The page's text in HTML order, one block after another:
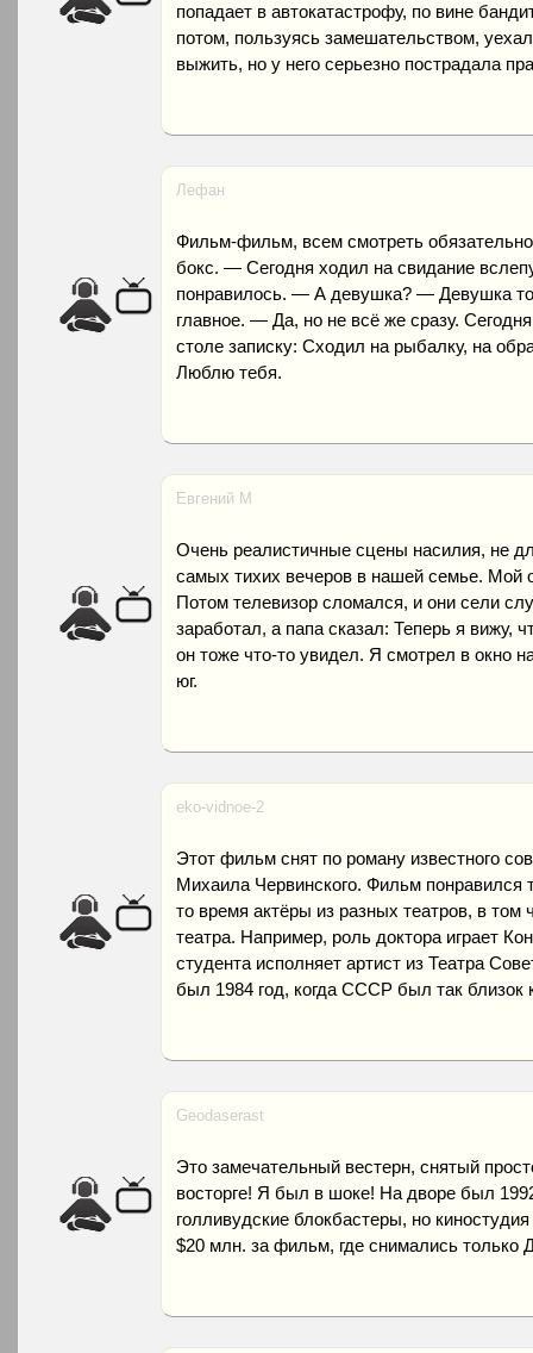
попадает в автокатастрофу, по вине
потом, пользуясь замешательством,
выжить, но у него серьезно пострадала
Лефан
Фильм-фильм, всем смотреть
бокс. — Сегодня ходил на свидание
понравилось. — А девушка? — Девушка
главное. — Да, но не всё же сразу.
столе записку: Сходил на рыбалку, на
Люблю тебя.
Евгений М
Очень реалистичные сцены насилия, не
самых тихих вечеров в нашей семье. Мой
Потом телевизор сломался, и они сели
заработал, а папа сказал: Теперь я вижу,
он тоже что-то увидел. Я смотрел в окно
юг.
eko-vidnoe-2
Этот фильм снят по роману известного
Михаила Червинского. Фильм понравился
то время актёры из разных театров, в том
театра. Например, роль доктора играет
студента исполняет артист из Театра
был 1984 год, когда СССР был так близок
Geodaserast
Это замечательный вестерн, снятый
восторге! Я был в шоке! На дворе был
голливудские блокбастеры, но
$20 млн. за фильм, где снимались только